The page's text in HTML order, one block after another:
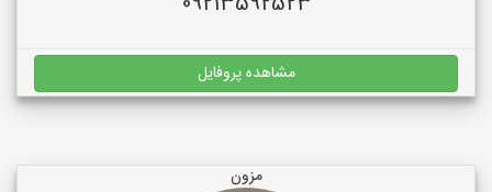
مشاهده پروفایل
مزون